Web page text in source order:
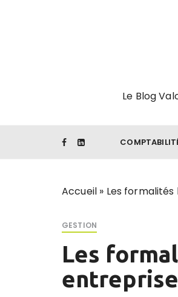
Le Blog
Accueil » Les formalités
GESTION
Les
entreprise